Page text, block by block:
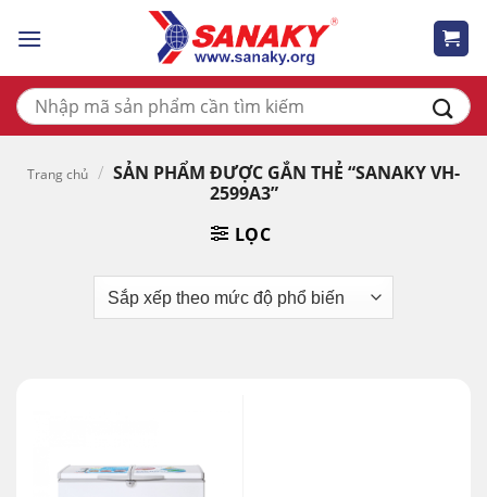
Tìm
kiếm:
Trang chủ / SẢN PHẨM ĐƯỢC GẮN THẺ “SANAKY VH-
2599A3”
LỌC